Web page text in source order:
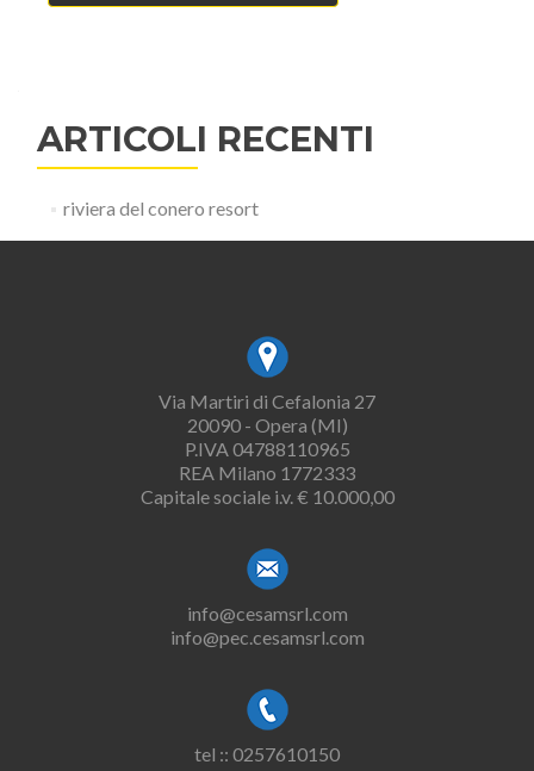
ARTICOLI RECENTI
riviera del conero resort
Via Martiri di Cefalonia 27
20090 - Opera (MI)
P.IVA 04788110965
REA Milano 1772333
Capitale sociale i.v. € 10.000,00
info@cesamsrl.com
info@pec.cesamsrl.com
tel :: 0257610150